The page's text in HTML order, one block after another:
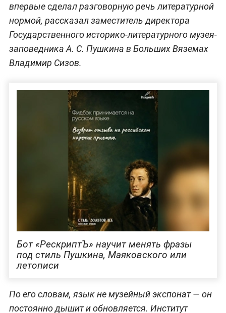
впервые сделал разговорную речь литературной
нормой, рассказал заместитель директора
Государственного историко-литературного музея-
заповедника А. С. Пушкина в Больших Вяземах
Владимир Сизов.
Бот «РескриптЪ» научит менять фразы
под стиль Пушкина, Маяковского или
летописи
По его словам, язык не музейный экспонат — он
постоянно дышит и обновляется. Институт